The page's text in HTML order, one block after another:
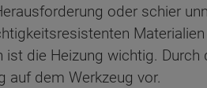
oder schier
ist die Heizung wichtig.
auf dem Werkzeug vor.